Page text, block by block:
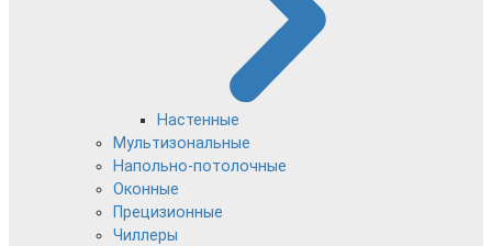
Настенные
Мультизональные
Напольно-потолочные
Оконные
Прецизионные
Чиллеры